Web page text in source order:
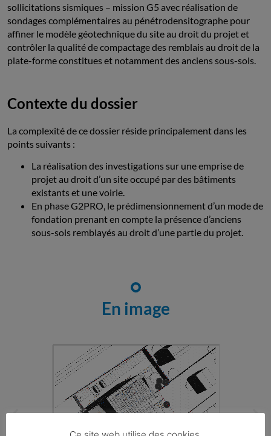
sollicitations sismiques – mission G5 avec réalisation de
sondages complémentaires au pénétrodensitographe pour
affiner le modèle géotechnique du site au droit du projet et
contrôler la qualité de compactage des remblais au droit de la
plate-forme constitues et notamment des anciens sous-sols.
Contexte du dossier
La complexité de ce dossier réside principalement dans les
points suivants :
La réalisation des investigations sur une emprise de
projet au droit d’un site occupé par des bâtiments
existants et une voirie.
En phase G2PRO, le prédimensionnement d’un mode de
fondation prenant en compte la présence d’anciens
sous-sols remblayés au droit d’une partie du projet.
En image